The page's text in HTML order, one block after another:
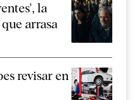
la
arrasa
revisar en